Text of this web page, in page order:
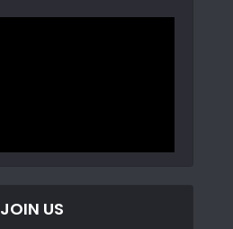
JOIN US